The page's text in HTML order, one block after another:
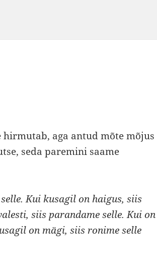
aga antud mõte mõjus
seda paremini saame
Kui kusagil on haigus, siis
siis parandame selle. Kui on
on mägi, siis ronime selle